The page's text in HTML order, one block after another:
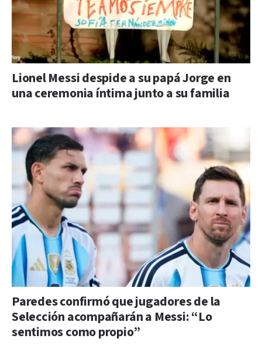
Lionel Messi despide a su papá Jorge en
una ceremonia íntima junto a su familia
Paredes confirmó que jugadores de la
Selección acompañarán a Messi: “Lo
sentimos como propio”